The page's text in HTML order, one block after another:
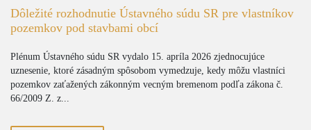
Dôležité rozhodnutie Ústavného súdu SR pre vlastníkov
pozemkov pod stavbami obcí
Plénum Ústavného súdu SR vydalo 15. apríla 2026 zjednocujúce
uznesenie, ktoré zásadným spôsobom vymedzuje, kedy môžu vlastníci
pozemkov zaťažených zákonným vecným bremenom podľa zákona č.
66/2009 Z. z...